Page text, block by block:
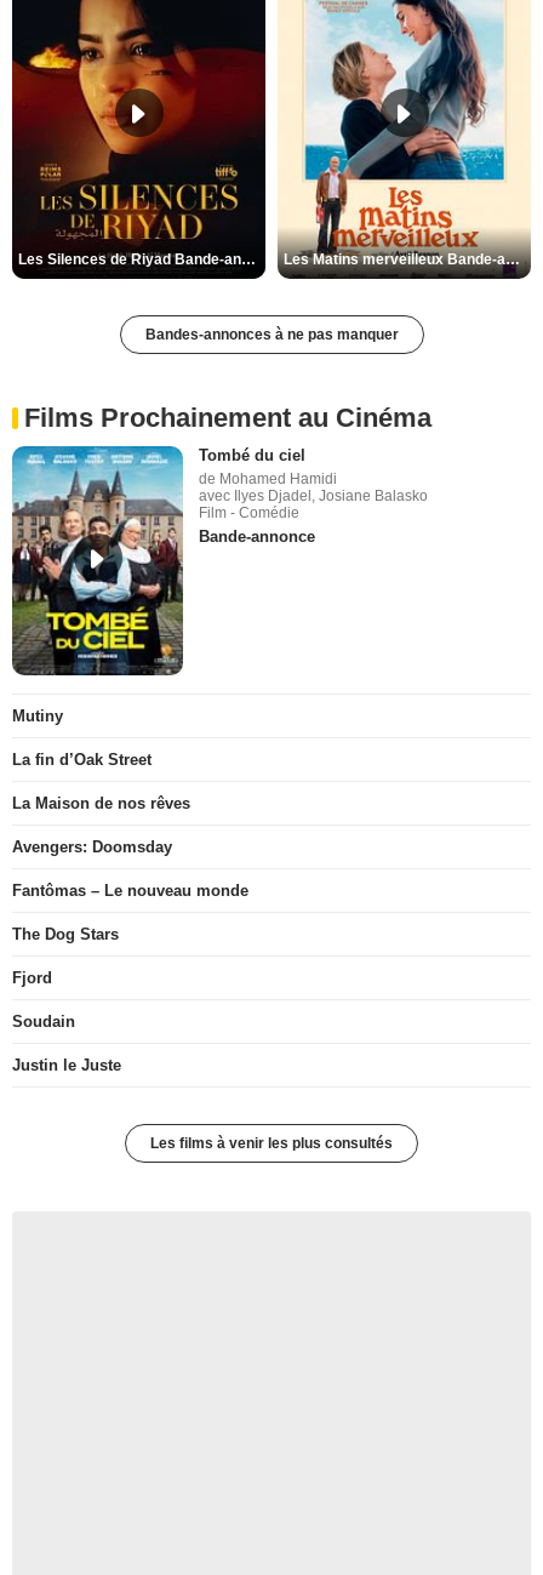
Les Silences de Riyad Bande-annonce VO STFR Les Matins merveilleux Bande-annonce VF
Bandes-annonces à ne pas manquer
Films Prochainement au Cinéma
Tombé du ciel
de Mohamed Hamidi
avec Ilyes Djadel, Josiane Balasko
Film - Comédie
Bande-annonce
Mutiny
La fin d’Oak Street
La Maison de nos rêves
Avengers: Doomsday
Fantômas – Le nouveau monde
The Dog Stars
Fjord
Soudain
Justin le Juste
Les films à venir les plus consultés